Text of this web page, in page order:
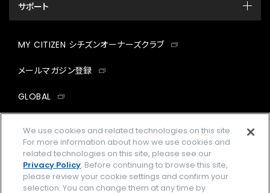
サポート
MY CITIZEN シチズンオーナーズクラブ
メールマガジン登録
GLOBAL
facebookinstagramtwitter
企業情報 ご利用規約
We use cookies and related technologies on this site.
For more information about how we use cookies and
related technologies on this site, please see our
Privacy Policy. Before continuing to browse this site,
please review your cookie settings and confirm your
selection. You can change them at any time by